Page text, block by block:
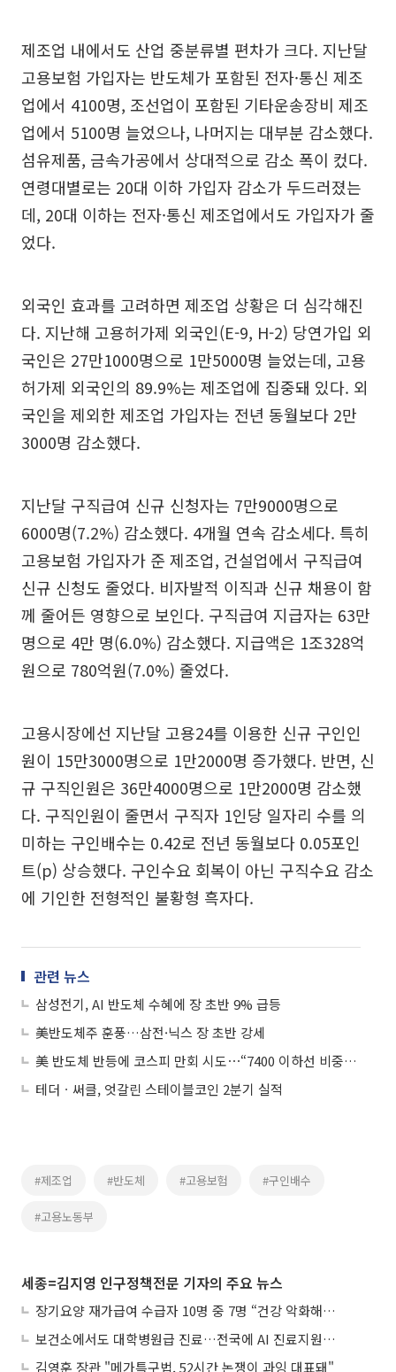
제조업 내에서도 산업 중분류별 편차가 크다. 지난달
고용보험 가입자는 반도체가 포함된 전자·통신 제조
업에서 4100명, 조선업이 포함된 기타운송장비 제조
업에서 5100명 늘었으나, 나머지는 대부분 감소했다.
섬유제품, 금속가공에서 상대적으로 감소 폭이 컸다.
연령대별로는 20대 이하 가입자 감소가 두드러졌는
데, 20대 이하는 전자·통신 제조업에서도 가입자가 줄
었다.
외국인 효과를 고려하면 제조업 상황은 더 심각해진
다. 지난해 고용허가제 외국인(E-9, H-2) 당연가입 외
국인은 27만1000명으로 1만5000명 늘었는데, 고용
허가제 외국인의 89.9%는 제조업에 집중돼 있다. 외
국인을 제외한 제조업 가입자는 전년 동월보다 2만
3000명 감소했다.
지난달 구직급여 신규 신청자는 7만9000명으로
6000명(7.2%) 감소했다. 4개월 연속 감소세다. 특히
고용보험 가입자가 준 제조업, 건설업에서 구직급여
신규 신청도 줄었다. 비자발적 이직과 신규 채용이 함
께 줄어든 영향으로 보인다. 구직급여 지급자는 63만
명으로 4만 명(6.0%) 감소했다. 지급액은 1조328억
원으로 780억원(7.0%) 줄었다.
고용시장에선 지난달 고용24를 이용한 신규 구인인
원이 15만3000명으로 1만2000명 증가했다. 반면, 신
규 구직인원은 36만4000명으로 1만2000명 감소했
다. 구직인원이 줄면서 구직자 1인당 일자리 수를 의
미하는 구인배수는 0.42로 전년 동월보다 0.05포인
트(p) 상승했다. 구인수요 회복이 아닌 구직수요 감소
에 기인한 전형적인 불황형 흑자다.
관련 뉴스
삼성전기, AI 반도체 수혜에 장 초반 9% 급등
美반도체주 훈풍…삼전·닉스 장 초반 강세
美 반도체 반등에 코스피 만회 시도⋯“7400 이하선 비중↑”
테더ㆍ써클, 엇갈린 스테이블코인 2분기 실적
#제조업 #반도체 #고용보험 #구인배수
#고용노동부
세종=김지영 인구정책전문 기자의 주요 뉴스
장기요양 재가급여 수급자 10명 중 7명 “건강 악화해도 집에서”
보건소에서도 대학병원급 진료…전국에 AI 진료지원도구 보급
김영훈 장관 "메가특구법, 52시간 논쟁이 과잉 대표돼"